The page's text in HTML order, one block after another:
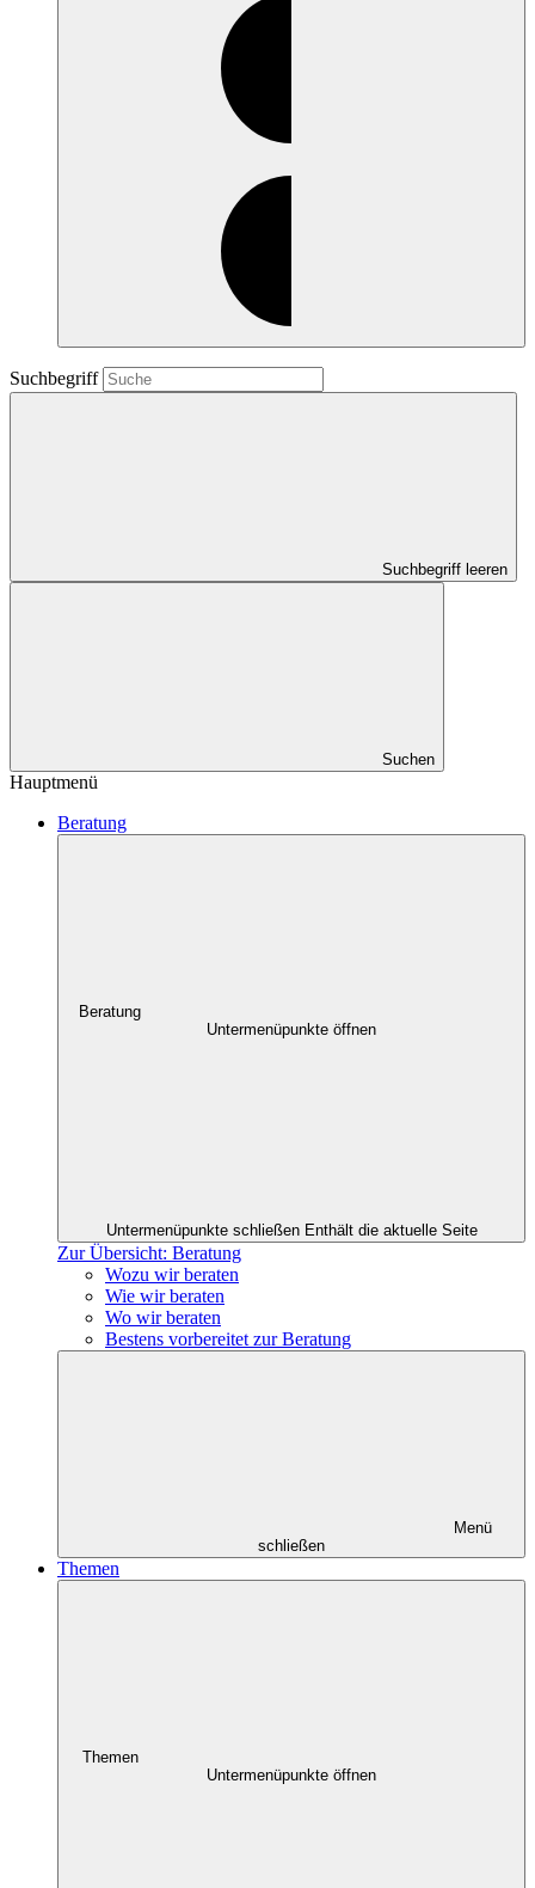
Suchbegriff
Suchbegriff leeren
Suchen
Hauptmenü
Beratung
Beratung
Untermenüpunkte öffnen
Untermenüpunkte schließen Enthält die aktuelle Seite
Zur Übersicht: Beratung
Wozu wir beraten
Wie wir beraten
Wo wir beraten
Bestens vorbereitet zur Beratung
Menü
schließen
Themen
Themen
Untermenüpunkte öffnen